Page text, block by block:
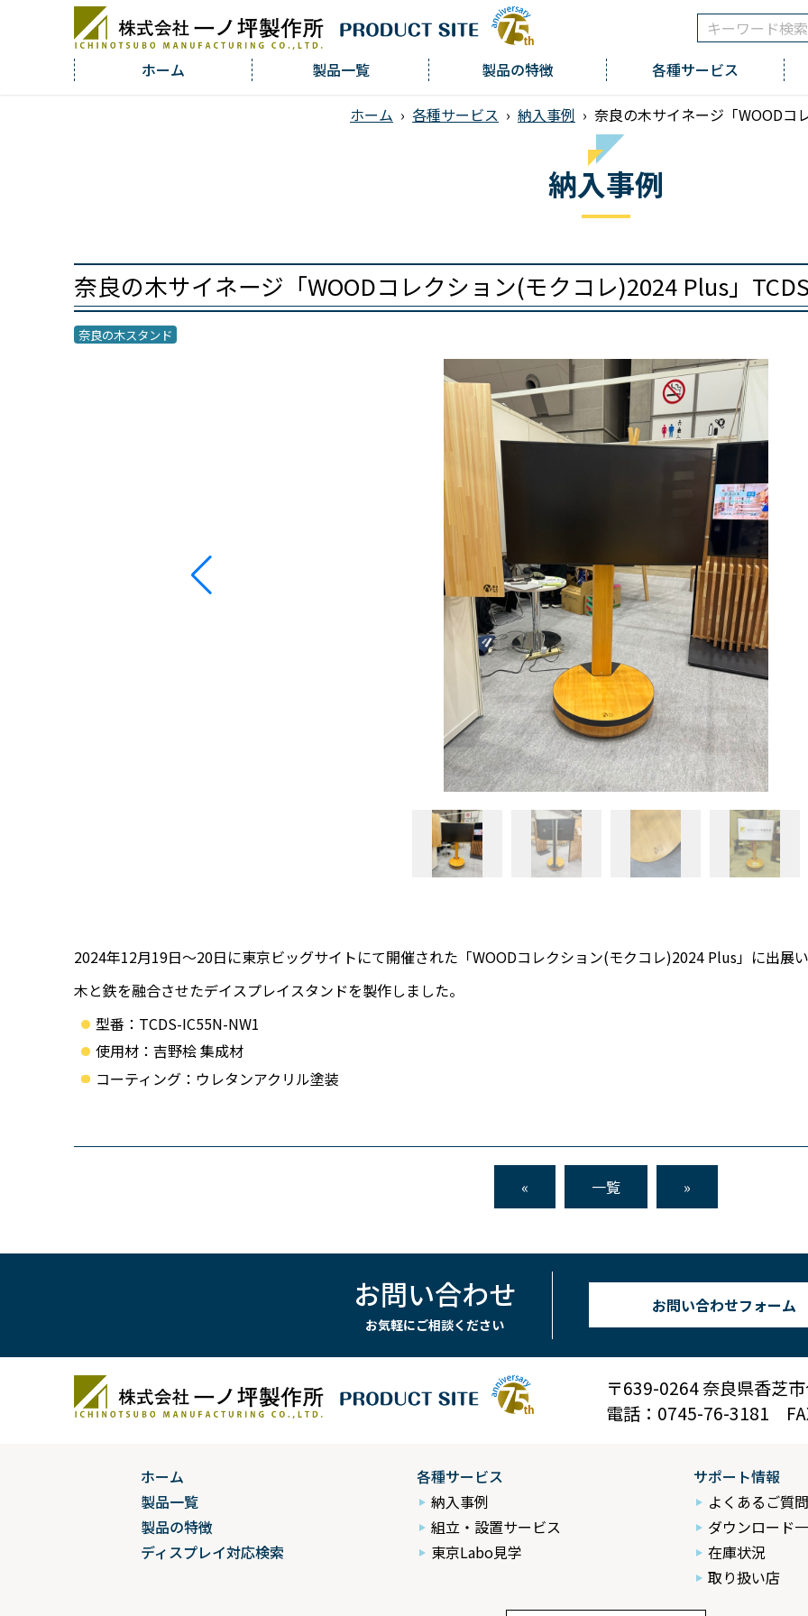
ホーム
製品一覧 製品の特徴 各種サービス
ホーム › 各種サービス › 納入事例 › 奈良の木サイネージ「WOODコ
納入事例
奈良の木サイネージ「WOODコレクション(モクコレ)2024 Plus」
奈良の木スタンド
2024年12月19日～20日に東京ビッグサイトにて開催された「WOODコレクション(モクコレ)2024 Plus」に出展い
木と鉄を融合させたデイスプレイスタンドを製作しました。
型番：TCDS-IC55N-NW1
使用材：吉野桧 集成材
コーティング：ウレタンアクリル塗装
« 一覧 »
お問い合わせ
お気軽にご相談ください
お問い合わせフォーム
〒639-0264 奈良県香芝
電話：0745-76-3181
ホーム
製品一覧
製品の特徴
ディスプレイ対応検索
各種サービス
納入事例
組立・設置サービス
東京Labo見学
サポート情報
よくあるご質問
ダウンロード
在庫状況
取り扱い店